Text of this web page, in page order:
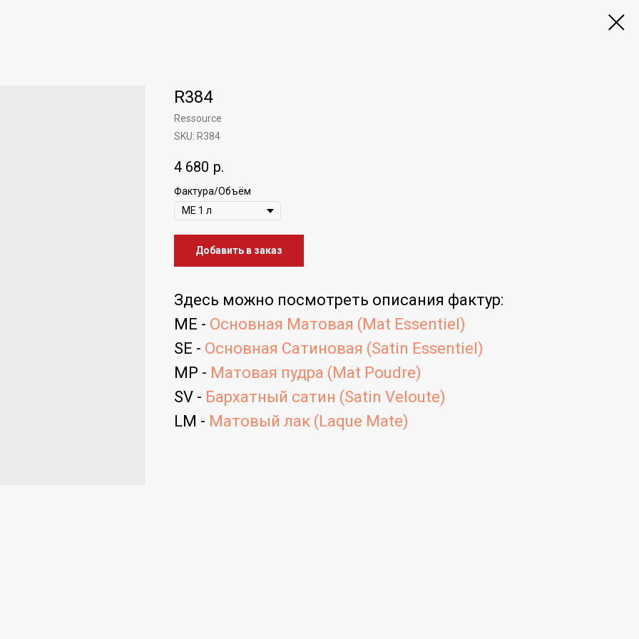
R384
Ressource
SKU: R384
4 680 р.
Фактура/Объём
Добавить в заказ
Здесь можно посмотреть описания фактур:
ME - Основная Матовая (Mat Essentiel)
SE - Основная Сатиновая (Satin Essentiel)
MP - Матовая пудра (Mat Poudre)
SV - Бархатный сатин (Satin Veloute)
LM - Матовый лак (Laque Mate)